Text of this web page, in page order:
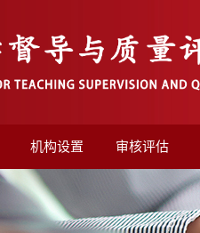
机构设置 审核评估